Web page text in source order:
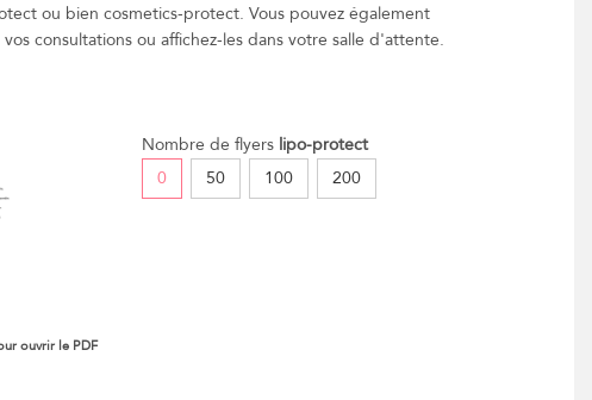
ou bien cosmetics-protect. Vous pouvez également
consultations ou affichez-les dans votre salle d'attente.
ouvrir le PDF
Nombre de flyers lipo-protect
0
50 100 200